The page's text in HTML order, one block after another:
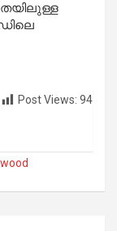
Post Views: 94